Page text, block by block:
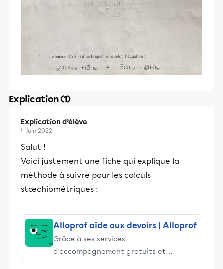
Explication (1)
Explication d’élève
4 juin 2022
Salut !
Voici justement une fiche qui explique la
méthode à suivre pour les calculs
stœchiométriques :
Alloprof aide aux devoirs | Alloprof
Grâce à ses services
d’accompagnement gratuits et
stimulants, Alloprof engage les élèves